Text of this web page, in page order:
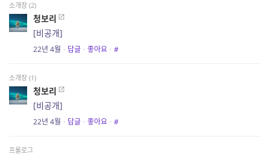
소개장 (2)
청보리
[비공개]
22년 4월 · 답글 · 좋아요 · #
소개장 (1)
청보리
[비공개]
22년 4월 · 답글 · 좋아요 · #
프롤로그